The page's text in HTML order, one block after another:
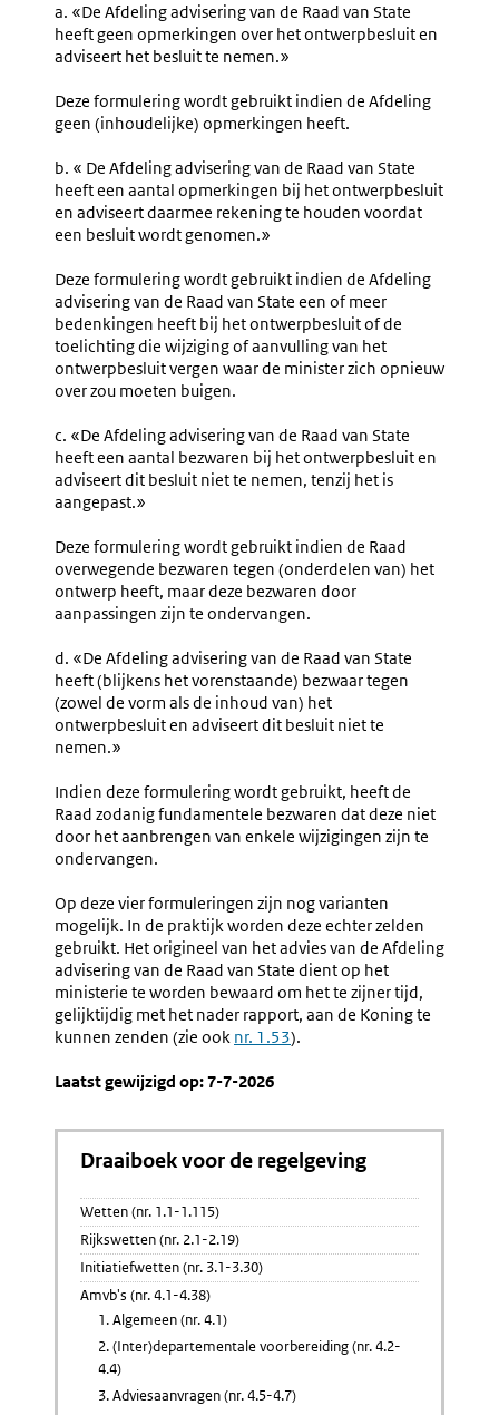
a. «De Afdeling advisering van de Raad van State
heeft geen opmerkingen over het ontwerpbesluit en
adviseert het besluit te nemen.»
Deze formulering wordt gebruikt indien de Afdeling
geen (inhoudelijke) opmerkingen heeft.
b. « De Afdeling advisering van de Raad van State
heeft een aantal opmerkingen bij het ontwerpbesluit
en adviseert daarmee rekening te houden voordat
een besluit wordt genomen.»
Deze formulering wordt gebruikt indien de Afdeling
advisering van de Raad van State een of meer
bedenkingen heeft bij het ontwerpbesluit of de
toelichting die wijziging of aanvulling van het
ontwerpbesluit vergen waar de minister zich opnieuw
over zou moeten buigen.
c. «De Afdeling advisering van de Raad van State
heeft een aantal bezwaren bij het ontwerpbesluit en
adviseert dit besluit niet te nemen, tenzij het is
aangepast.»
Deze formulering wordt gebruikt indien de Raad
overwegende bezwaren tegen (onderdelen van) het
ontwerp heeft, maar deze bezwaren door
aanpassingen zijn te ondervangen.
d. «De Afdeling advisering van de Raad van State
heeft (blijkens het vorenstaande) bezwaar tegen
(zowel de vorm als de inhoud van) het
ontwerpbesluit en adviseert dit besluit niet te
nemen.»
Indien deze formulering wordt gebruikt, heeft de
Raad zodanig fundamentele bezwaren dat deze niet
door het aanbrengen van enkele wijzigingen zijn te
ondervangen.
Op deze vier formuleringen zijn nog varianten
mogelijk. In de praktijk worden deze echter zelden
gebruikt. Het origineel van het advies van de Afdeling
advisering van de Raad van State dient op het
ministerie te worden bewaard om het te zijner tijd,
gelijktijdig met het nader rapport, aan de Koning te
kunnen zenden (zie ook nr. 1.53).
Laatst gewijzigd op: 7-7-2026
Draaiboek voor de regelgeving
Wetten (nr. 1.1-1.115)
Rijkswetten (nr. 2.1-2.19)
Initiatiefwetten (nr. 3.1-3.30)
Amvb's (nr. 4.1-4.38)
1. Algemeen (nr. 4.1)
2. (Inter)departementale voorbereiding (nr. 4.2-
4.4)
3. Adviesaanvragen (nr. 4.5-4.7)